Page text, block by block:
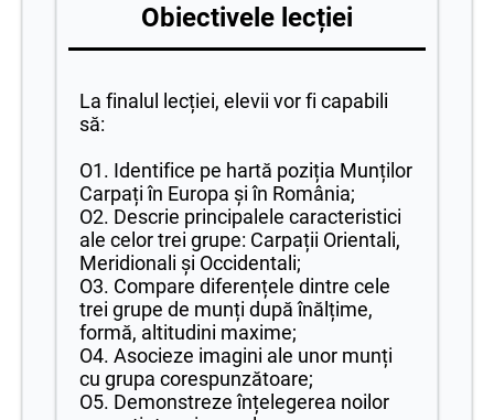
Obiectivele lecției
La finalul lecției, elevii vor fi capabili
să:
O1. Identifice pe hartă poziția Munților
Carpați în Europa și în România;
O2. Descrie principalele caracteristici
ale celor trei grupe: Carpații Orientali,
Meridionali și Occidentali;
O3. Compare diferențele dintre cele
trei grupe de munți după înălțime,
formă, altitudini maxime;
O4. Asocieze imagini ale unor munți
cu grupa corespunzătoare;
O5. Demonstreze înțelegerea noilor